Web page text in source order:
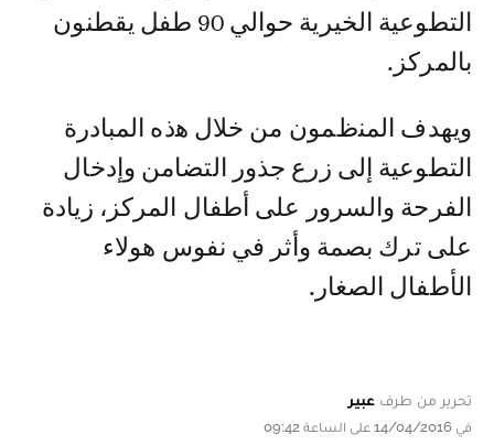
التطوعية الخيرية حوالي 90 ﻃﻔﻞ يقطنون
بالمركز.
ﻭﻳﻬﺪﻑ ﺍﻟﻤﻨظﻤﻮﻥ ﻣﻦ ﺧﻼﻝ ﻫذﻩ ﺍﻟﻤﺒﺎﺩﺭﺓ
التطوعية إﻟﻰ ﺯﺭﻉ ﺟﺬﻭﺭ ﺍﻟﺘﻀﺎﻣﻦ وإدخال
الفرحة والسرور على أطفال المركز، زيادة
على ترك بصمة وأثر في نفوس هولاء
الأطفال الصغار.
تحرير من طرف عبير
في 14/04/2016 على الساعة 09:42